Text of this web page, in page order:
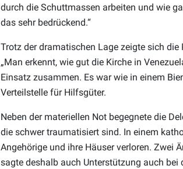
durch die Schuttmassen arbeiten und wie
das sehr bedrückend.“
Trotz der dramatischen Lage zeigte sich
„Man erkennt, wie gut die Kirche in
Einsatz zusammen. Es war wie in einem
Verteilstelle für Hilfsgüter.
Neben der materiellen Not begegnete die
die schwer traumatisiert sind. In einem
Angehörige und ihre Häuser verloren. Zwei
sagte deshalb auch Unterstützung auch